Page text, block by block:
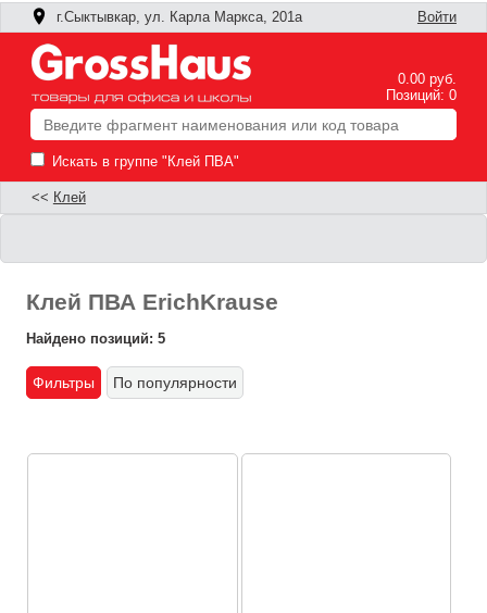
г.Сыктывкар, ул. Карла Маркса, 201а Войти
0.00 руб.
Позиций: 0
Искать в группе "Клей ПВА"
<< Клей
Клей ПВА ErichKrause
Найдено позиций: 5
Фильтры По популярности